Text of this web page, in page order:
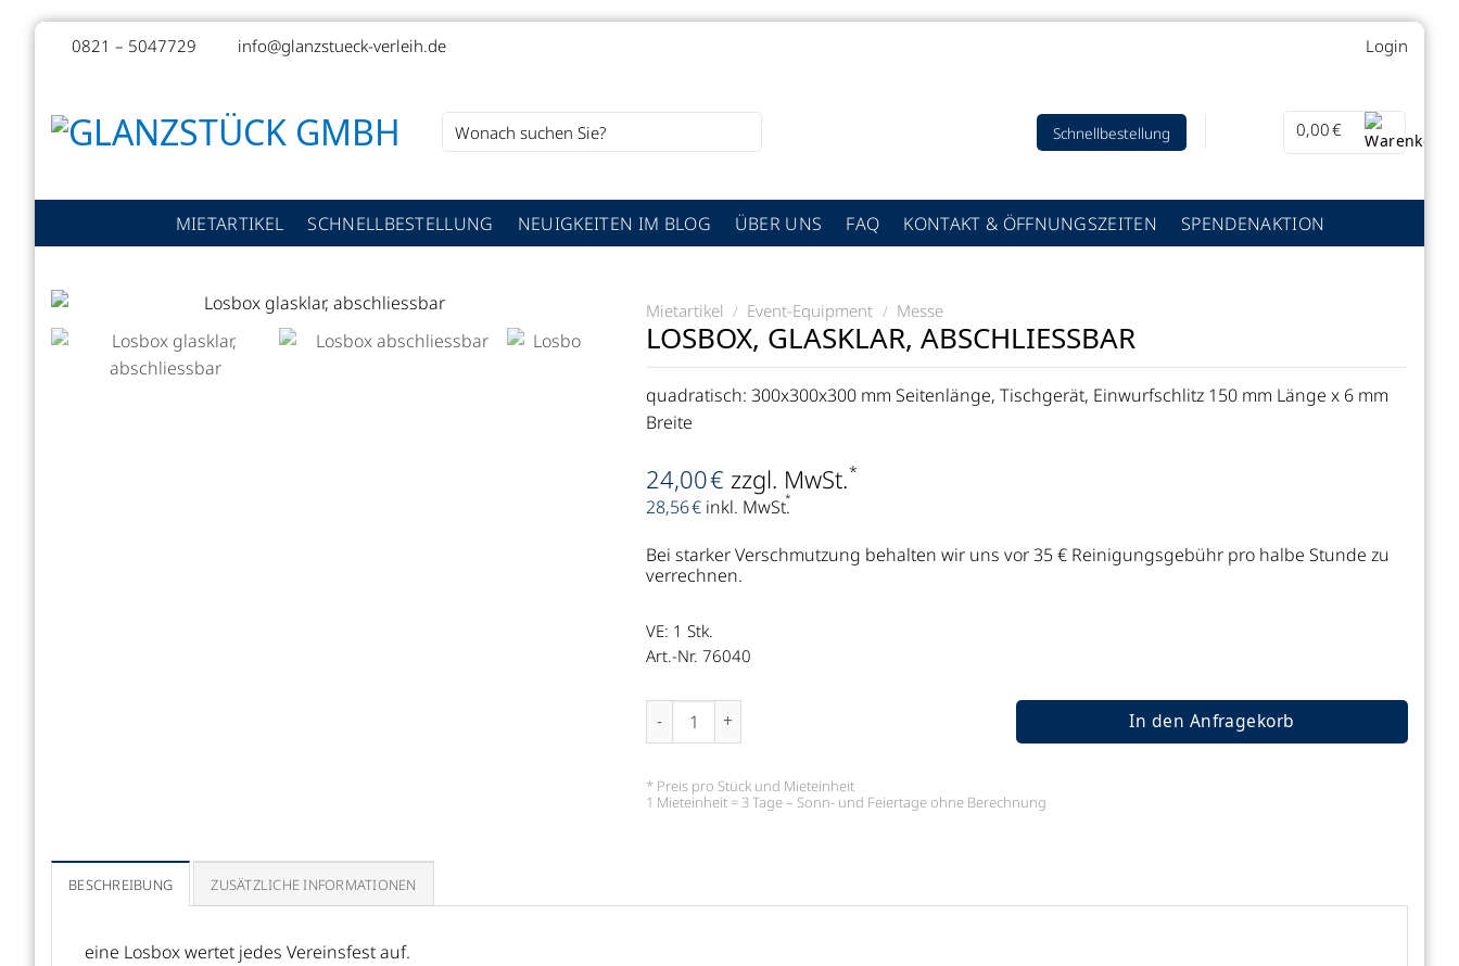
Zum
Inhalt
0821 – 5047729 info@glanzstueck-verleih.de Login
Suche
Schnellbestellung 0,00€
MIETARTIKEL SCHNELLBESTELLUNG NEUIGKEITEN IM BLOG ÜBER UNS FAQ KONTAKT & ÖFFNUNGSZEITEN SPENDENAKTION
Mietartikel / Event-Equipment / Messe
LOSBOX, GLASKLAR, ABSCHLIESSBAR
quadratisch: 300x300x300 mm Seitenlänge, Tischgerät, Einwurfschlitz 150 mm Länge x 6 mm
Breite
24,00€ zzgl. MwSt.*
28,56€ inkl. MwSt.
*
Bei starker Verschmutzung behalten wir uns vor 35 € Reinigungsgebühr pro halbe Stunde zu
verrechnen.
VE: 1Stk.
Art.-Nr. 76040
Losbox, glasklar, abschließbar Menge In den Anfragekorb
* Preis pro Stück und Mieteinheit
1 Mieteinheit = 3 Tage – Sonn- und Feiertage ohne Berechnung
BESCHREIBUNG ZUSÄTZLICHE INFORMATIONEN
eine Losbox wertet jedes Vereinsfest auf.